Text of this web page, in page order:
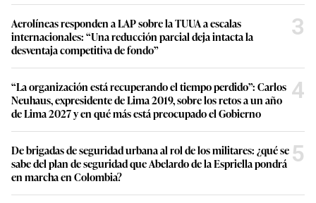
Aerolíneas responden a LAP sobre la TUUA a escalas
internacionales: “Una reducción parcial deja intacta la
desventaja competitiva de fondo”
3
“La organización está recuperando el tiempo perdido”: Carlos
Neuhaus, expresidente de Lima 2019, sobre los retos a un año
de Lima 2027 y en qué más está preocupado el Gobierno
4
De brigadas de seguridad urbana al rol de los militares: ¿qué se
sabe del plan de seguridad que Abelardo de la Espriella pondrá
en marcha en Colombia?
5